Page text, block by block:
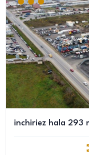
inchiriez hala 293